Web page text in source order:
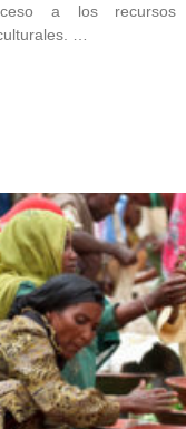
a los
…